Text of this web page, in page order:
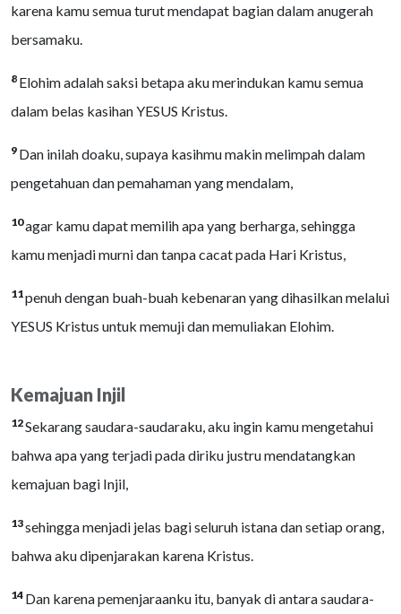
karena kamu semua turut mendapat bagian dalam anugerah
bersamaku.
8 Elohim adalah saksi betapa aku merindukan kamu semua
dalam belas kasihan YESUS Kristus.
9 Dan inilah doaku, supaya kasihmu makin melimpah dalam
pengetahuan dan pemahaman yang mendalam,
10agar kamu dapat memilih apa yang berharga, sehingga
kamu menjadi murni dan tanpa cacat pada Hari Kristus,
11penuh dengan buah-buah kebenaran yang dihasilkan melalui
YESUS Kristus untuk memuji dan memuliakan Elohim.
Kemajuan Injil
12Sekarang saudara-saudaraku, aku ingin kamu mengetahui
bahwa apa yang terjadi pada diriku justru mendatangkan
kemajuan bagi Injil,
13sehingga menjadi jelas bagi seluruh istana dan setiap orang,
bahwa aku dipenjarakan karena Kristus.
14 Dan karena pemenjaraanku itu, banyak di antara saudara-